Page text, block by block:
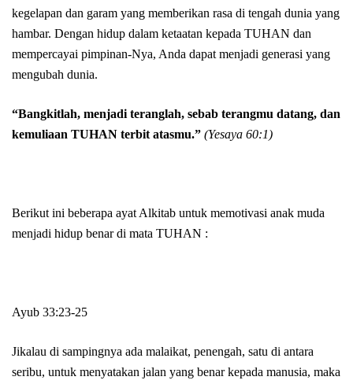
kegelapan dan garam yang memberikan rasa di tengah dunia yang
hambar. Dengan hidup dalam ketaatan kepada TUHAN dan
mempercayai pimpinan-Nya, Anda dapat menjadi generasi yang
mengubah dunia.
“Bangkitlah, menjadi teranglah, sebab terangmu datang, dan
kemuliaan TUHAN terbit atasmu.” (Yesaya 60:1)
Berikut ini beberapa ayat Alkitab untuk memotivasi anak muda
menjadi hidup benar di mata TUHAN :
Ayub 33:23-25
Jikalau di sampingnya ada malaikat, penengah, satu di antara
seribu, untuk menyatakan jalan yang benar kepada manusia, maka